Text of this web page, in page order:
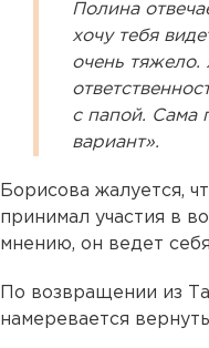
Полина
хочу тебя
очень тяжело.
с папой. Сама
вариант».
Борисова жалуется,
принимал участия в
мнению, он ведет
По возвращении из
намеревается